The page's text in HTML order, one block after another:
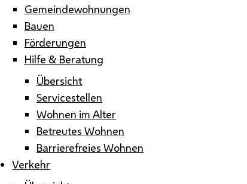
Gemeindewohnungen
Bauen
Förderungen
Hilfe & Beratung
Übersicht
Servicestellen
Wohnen im Alter
Betreutes Wohnen
Barrierefreies Wohnen
Verkehr